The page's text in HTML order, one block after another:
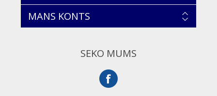
MANS KONTS
SEKO MUMS